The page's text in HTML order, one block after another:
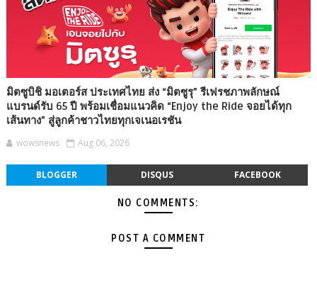
มิตซูบิชิ มอเตอร์ส ประเทศไทย ส่ง “มิตซูรุ” รีเฟรชภาพลักษณ์
แบรนด์รับ 65 ปี พร้อมเชื่อมแนวคิด “Enjoy the Ride จอยได้ทุก
เส้นทาง” สู่ลูกค้าชาวไทยทุกเจเนอเรชัน
wowsnews Aug 06, 2026
BLOGGER DISQUS FACEBOOK
NO COMMENTS:
POST A COMMENT